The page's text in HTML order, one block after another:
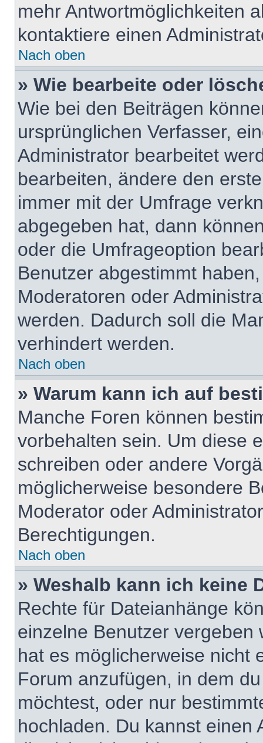
mehr Antwortmöglichkeiten
kontaktiere einen
Nach oben
» Wie bearbeite oder
Wie bei den Beiträgen
ursprünglichen Verfasser,
Administrator bearbeitet
bearbeiten, ändere den
immer mit der Umfrage
abgegeben hat, dann
oder die Umfrageoption
Benutzer abgestimmt
Moderatoren oder
werden. Dadurch soll die
verhindert werden.
Nach oben
» Warum kann ich auf
Manche Foren können
vorbehalten sein. Um diese
schreiben oder andere
möglicherweise besondere
Moderator oder
Berechtigungen.
Nach oben
» Weshalb kann ich keine
Rechte für Dateianhänge
einzelne Benutzer
hat es möglicherweise nicht
Forum anzufügen, in dem
möchtest, oder nur
hochladen. Du kannst einen